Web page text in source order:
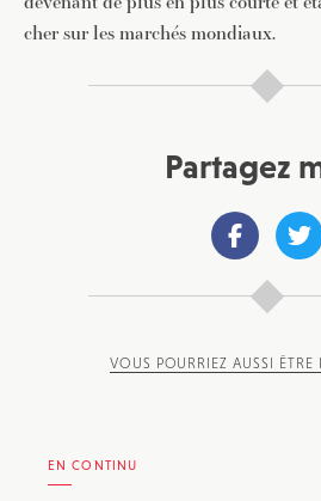
cher sur les marchés mondiaux.
Partagez
VOUS POURRIEZ AUSSI ÊTRE
EN CONTINU